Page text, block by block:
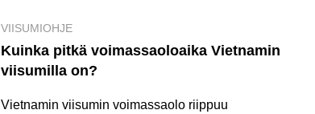
VIISUMIOHJE
Kuinka pitkä voimassaoloaika Vietnamin
viisumilla on?
Vietnamin viisumin voimassaolo riippuu